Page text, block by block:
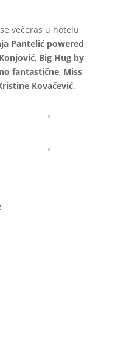
večeras u hotelu
Pantelić powered
, Big Hug by
fantastične, Miss
Kovačević.